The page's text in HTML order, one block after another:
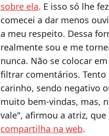
sobre ela. E isso só lhe
comecei a dar menos
a meu respeito. Dessa
realmente sou e me
nunca. Não se colocar
filtrar comentários.
carinho, sendo negativo
muito bem-vindas, mas,
vale", afirmou a atriz, que
compartilha na web.